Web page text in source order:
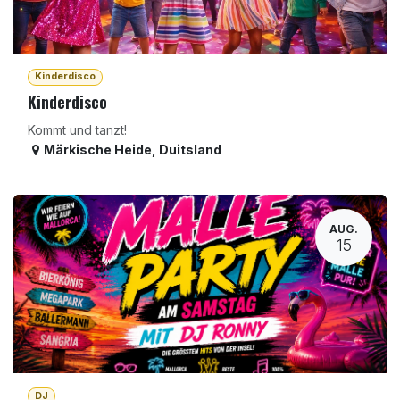
Kinderdisco
Kinderdisco
Kommt und tanzt!
Märkische Heide Duitsland
AUG.
15
DJ